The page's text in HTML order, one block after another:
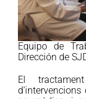
Equipo de
Dirección de
El